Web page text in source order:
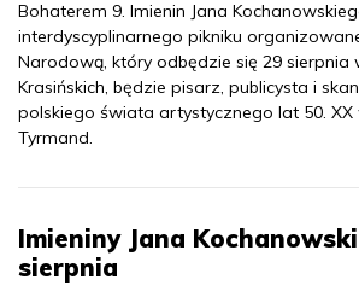
Bohaterem 9. Imienin Jana
interdyscyplinarnego pikniku
Narodową, który odbędzie się 29 sierpnia
Krasińskich, będzie pisarz, publicysta i
polskiego świata artystycznego lat 50. XX
Tyrmand.
Imieniny Jana
sierpnia